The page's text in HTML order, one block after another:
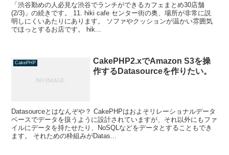
「渋谷勤めの人必見な渋谷でランチができるカフェまとめ30店舗
(2/3)」の続きです。 11. hiki cafe センター街の奥、場所が非常に説
明しにくいあたりにあります。 ソファやクッションが温かい雰囲気
でほっとするお店です。 hik...
CakePHP
CakePHP2.xでAmazon S3を操
作するDatasourceを作りたい。
Datasourceとはなんぞや？ CakePHPはおよそリレーショナルデータ
ベースでデータを扱うように設計されていますが、それ以外にもファ
イルにデータを持たせたり、NoSQLなどをデータとすることもでき
ます。 それための枠組みがDatas...